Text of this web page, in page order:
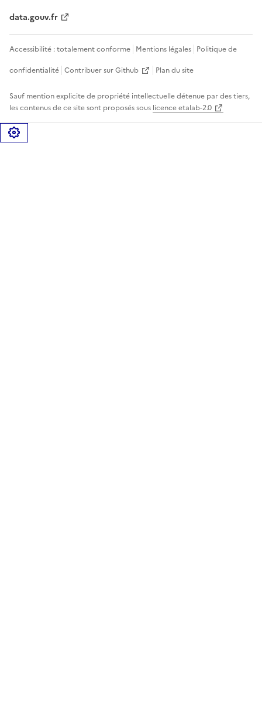
data.gouv.fr
Accessibilité : totalement conforme Mentions légales Politique de
confidentialité Contribuer sur Github Plan du site
Sauf mention explicite de propriété intellectuelle détenue par des tiers,
les contenus de ce site sont proposés sous licence etalab-2.0
Gérer les cookies